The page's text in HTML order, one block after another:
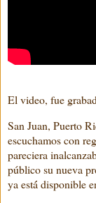
El video, fue
San Juan, Puerto
escuchamos con
pareciera
público su nueva
ya está́ disponible